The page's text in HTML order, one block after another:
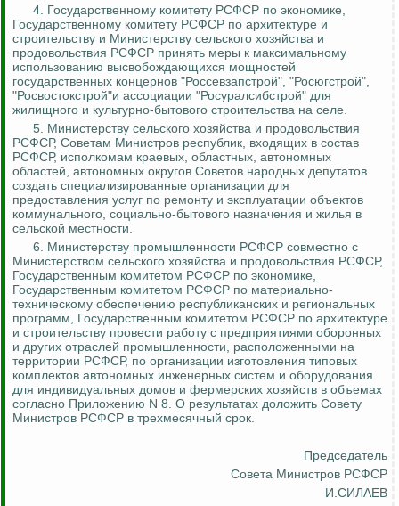
4. Государственному комитету РСФСР по экономике,
Государственному комитету РСФСР по архитектуре и
строительству и Министерству сельского хозяйства и
продовольствия РСФСР принять меры к максимальному
использованию высвобождающихся мощностей
государственных концернов "Россевзапстрой", "Росюгстрой",
"Росвостокстрой"и ассоциации "Росуралсибстрой" для
жилищного и культурно-бытового строительства на селе.
5. Министерству сельского хозяйства и продовольствия
РСФСР, Советам Министров республик, входящих в состав
РСФСР, исполкомам краевых, областных, автономных
областей, автономных округов Советов народных депутатов
создать специализированные организации для
предоставления услуг по ремонту и эксплуатации объектов
коммунального, социально-бытового назначения и жилья в
сельской местности.
6. Министерству промышленности РСФСР совместно с
Министерством сельского хозяйства и продовольствия РСФСР,
Государственным комитетом РСФСР по экономике,
Государственным комитетом РСФСР по материально-
техническому обеспечению республиканских и региональных
программ, Государственным комитетом РСФСР по архитектуре
и строительству провести работу с предприятиями оборонных
и других отраслей промышленности, расположенными на
территории РСФСР, по организации изготовления типовых
комплектов автономных инженерных систем и оборудования
для индивидуальных домов и фермерских хозяйств в объемах
согласно Приложению N 8. О результатах доложить Совету
Министров РСФСР в трехмесячный срок.
Председатель
Совета Министров РСФСР
И.СИЛАЕВ